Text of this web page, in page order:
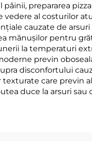
prepararea
al costurilor
cauzate de
mănușilor pentru
la temperaturi
previn
disconfortului
care previn
duce la arsuri sau